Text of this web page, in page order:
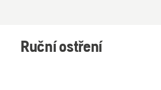
Ruční ostření